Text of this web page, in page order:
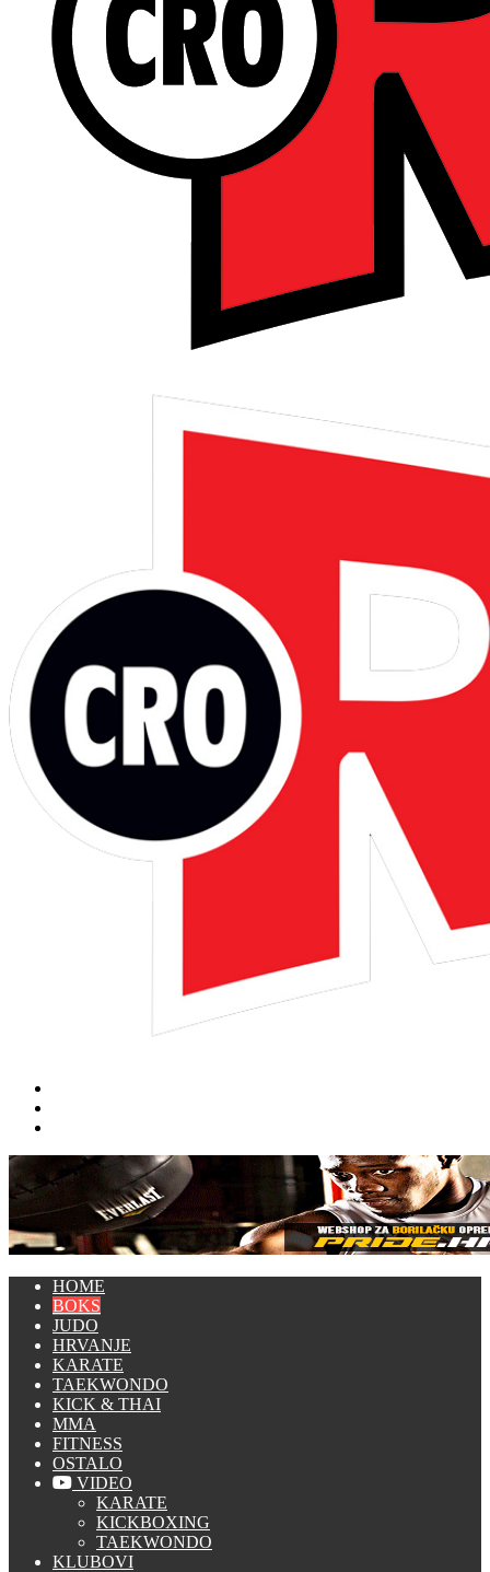
HOME
BOKS
JUDO
HRVANJE
KARATE
TAEKWONDO
KICK & THAI
MMA
FITNESS
OSTALO
VIDEO
KARATE
KICKBOXING
TAEKWONDO
KLUBOVI